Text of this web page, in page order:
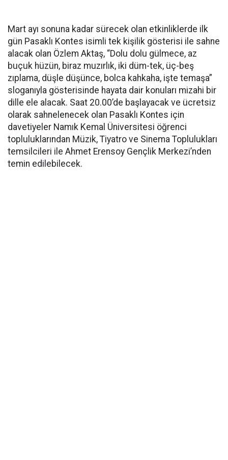
Mart ayı sonuna kadar sürecek olan etkinliklerde ilk
gün Pasaklı Kontes isimli tek kişilik gösterisi ile sahne
alacak olan Özlem Aktaş, “Dolu dolu gülmece, az
buçuk hüzün, biraz muzırlık, iki düm-tek, üç-beş
zıplama, düşle düşünce, bolca kahkaha, işte temaşa”
sloganıyla gösterisinde hayata dair konuları mizahi bir
dille ele alacak. Saat 20.00’de başlayacak ve ücretsiz
olarak sahnelenecek olan Pasaklı Kontes için
davetiyeler Namık Kemal Üniversitesi öğrenci
topluluklarından Müzik, Tiyatro ve Sinema Toplulukları
temsilcileri ile Ahmet Erensoy Gençlik Merkezi’nden
temin edilebilecek.